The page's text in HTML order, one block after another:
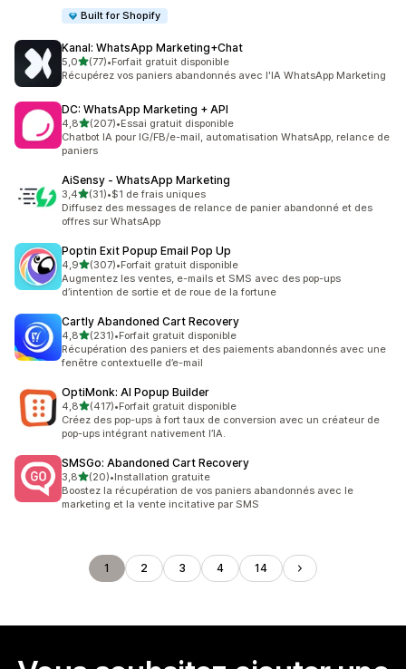
Built for Shopify
Kanal: WhatsApp Marketing+Chat
5,0étoile(s) sur 5
(77)
77 avis au total
•Forfait gratuit disponible
Récupérez vos paniers abandonnés avec l'IA WhatsApp Marketing
DC: WhatsApp Marketing + API
4,8étoile(s) sur 5
(207)
207 avis au total
•Essai gratuit disponible
Chatbot IA pour IG/FB/e-mail, automatisation WhatsApp, relance de
paniers
AiSensy ‑ WhatsApp Marketing
3,4étoile(s) sur 5
(31)
31 avis au total
•$1 de frais uniques
Diffusez des messages de relance de panier abandonné et des
offres sur WhatsApp
Poptin Exit Popup Email Pop Up
4,9étoile(s) sur 5
(307)
307 avis au total
•Forfait gratuit disponible
Augmentez les ventes, e-mails et SMS avec des pop-ups
d’intention de sortie et de roue de la fortune
Cartly Abandoned Cart Recovery
4,8étoile(s) sur 5
(231)
231 avis au total
•Forfait gratuit disponible
Récupération des paniers et des paiements abandonnés avec une
fenêtre contextuelle d’e-mail
OptiMonk: AI Popup Builder
4,8étoile(s) sur 5
(417)
417 avis au total
•Forfait gratuit disponible
Créez des pop-ups à fort taux de conversion avec un créateur de
pop-ups intégrant nativement l’IA.
SMSGo: Abandoned Cart Recovery
3,8étoile(s) sur 5
(20)
20 avis au total
•Installation gratuite
Boostez la récupération de vos paniers abandonnés avec le
marketing et la vente incitative par SMS
1 2 3 4 14